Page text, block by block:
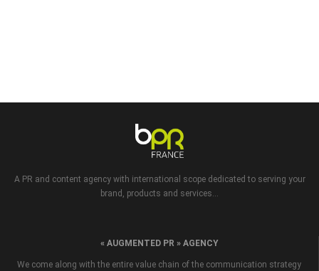
A PR and content agency with international scope dedicated to serving your
brand, products and services...
« AUGMENTED PR » AGENCY
We come along with the entire value chain of the communication strategy